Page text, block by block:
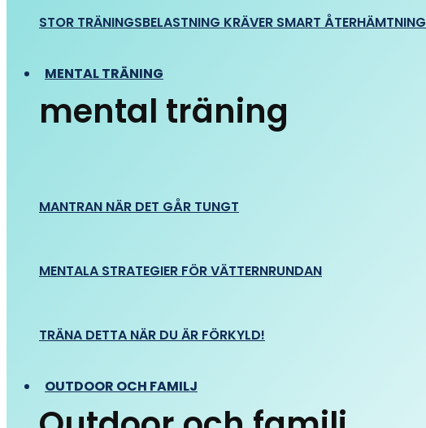
STOR TRÄNINGSBELASTNING KRÄVER SMART ÅTERHÄMTNING
MENTAL TRÄNING
mental träning
MANTRAN NÄR DET GÅR TUNGT
MENTALA STRATEGIER FÖR VÄTTERNRUNDAN
TRÄNA DETTA NÄR DU ÄR FÖRKYLD!
OUTDOOR OCH FAMILJ